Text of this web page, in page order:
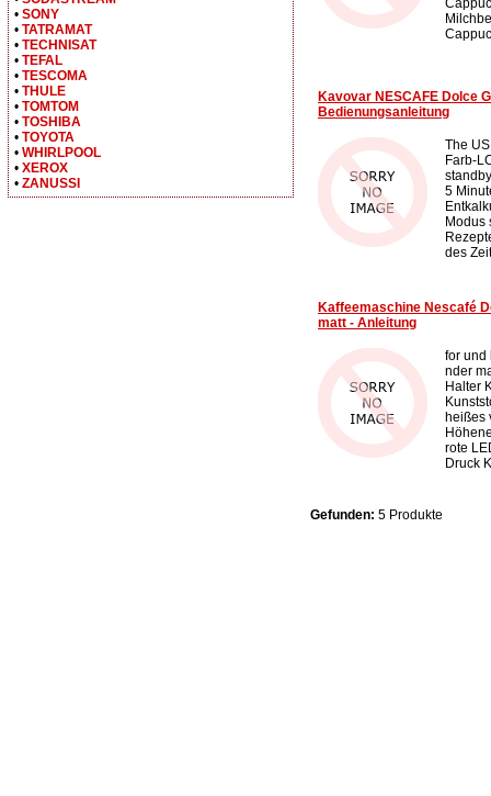
Kavovar NESCAFE Dolce
Bedienungsanleitung
The
Farb-
5
Modus
des
Kaffeemaschine Nescafé
matt - Anleitung
for und
nder
Halter
heißes
rote
Druck
Gefunden: 5 Produkte
• SONY
• TATRAMAT
• TECHNISAT
• TEFAL
• TESCOMA
• THULE
• TOMTOM
• TOSHIBA
• TOYOTA
• WHIRLPOOL
• XEROX
• ZANUSSI